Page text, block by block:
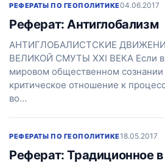
РЕФЕРАТЫ ПО ГЕОПОЛИТИКЕ04.06.2017
Реферат: Антиглобализм
АНТИГЛОБАЛИСТСКИЕ
ВЕЛИКОЙ СМУТЫ XXI ВЕКА Если в
мировом общественном сознании
критическое отношение к
во…
РЕФЕРАТЫ ПО ГЕОПОЛИТИКЕ18.05.2017
Реферат: Традиционное